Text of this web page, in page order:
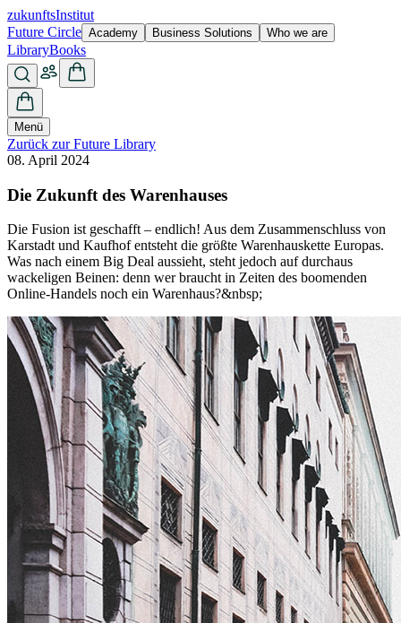
zukunftsInstitut
Future Circle Academy Business Solutions Who we are
LibraryBooks
Menü
Zurück zur Future Library
08. April 2024
Die Zukunft des Warenhauses
Die Fusion ist geschafft – endlich! Aus dem Zusammenschluss von
Karstadt und Kaufhof entsteht die größte Warenhauskette Europas.
Was nach einem Big Deal aussieht, steht jedoch auf durchaus
wackeligen Beinen: denn wer braucht in Zeiten des boomenden
Online-Handels noch ein Warenhaus?&nbsp;